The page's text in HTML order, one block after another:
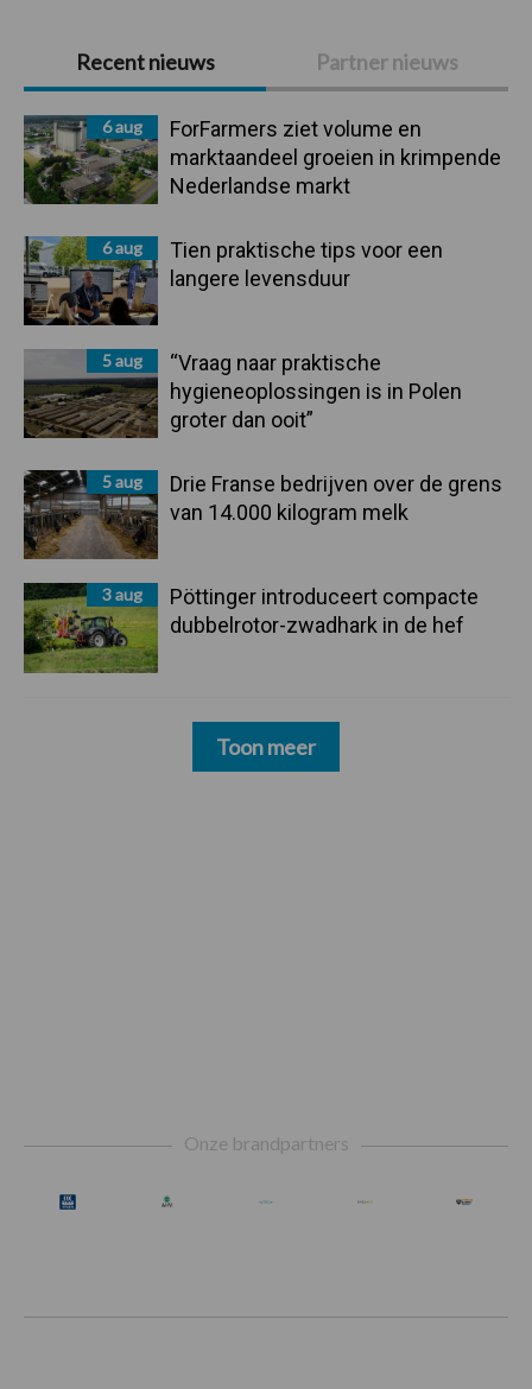
Primaire
Sidebar
Recent nieuws Partner nieuws
6 aug
ForFarmers ziet volume en
marktaandeel groeien in krimpende
Nederlandse markt
6 aug
Tien praktische tips voor een
langere levensduur
5 aug
“Vraag naar praktische
hygieneoplossingen is in Polen
groter dan ooit”
5 aug
Drie Franse bedrijven over de grens
van 14.000 kilogram melk
3 aug
Pöttinger introduceert compacte
dubbelrotor-zwadhark in de hef
Toon meer
Onze brandpartners